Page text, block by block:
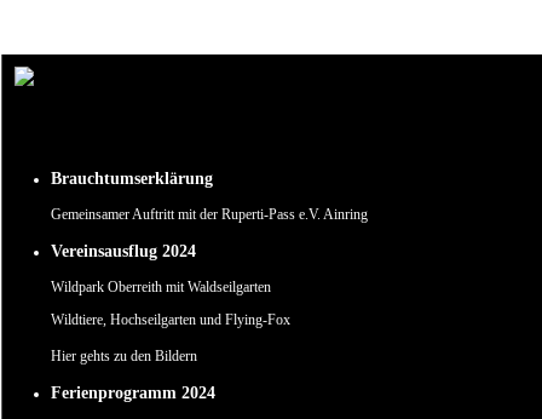
Brauchtumserklärung
Gemeinsamer Auftritt mit der Ruperti-Pass e.V. Ainring
Vereinsausflug 2024
Wildpark Oberreith mit Waldseilgarten
Wildtiere, Hochseilgarten und Flying-Fox
Hier gehts zu den Bildern
Ferienprogramm 2024